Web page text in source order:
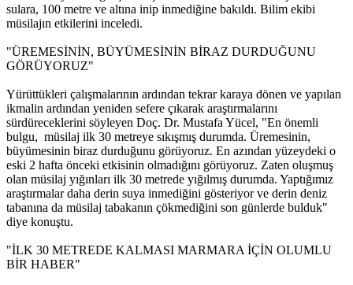
sulara, 100 metre ve altına inip inmediğine bakıldı. Bilim ekibi
müsilajın etkilerini inceledi.
"ÜREMESİNİN, BÜYÜMESİNİN BİRAZ DURDUĞUNU
GÖRÜYORUZ"
Yürüttükleri çalışmalarının ardından tekrar karaya dönen ve yapılan
ikmalin ardından yeniden sefere çıkarak araştırmalarını
sürdüreceklerini söyleyen Doç. Dr. Mustafa Yücel, "En önemli
bulgu, müsilaj ilk 30 metreye sıkışmış durumda. Üremesinin,
büyümesinin biraz durduğunu görüyoruz. En azından yüzeydeki o
eski 2 hafta önceki etkisinin olmadığını görüyoruz. Zaten oluşmuş
olan müsilaj yığınları ilk 30 metrede yığılmış durumda. Yaptığımız
araştırmalar daha derin suya inmediğini gösteriyor ve derin deniz
tabanına da müsilaj tabakanın çökmediğini son günlerde bulduk"
diye konuştu.
"İLK 30 METREDE KALMASI MARMARA İÇİN OLUMLU
BİR HABER"